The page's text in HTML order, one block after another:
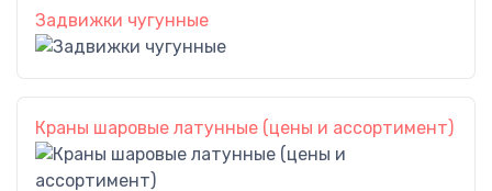
Задвижки чугунные
Краны шаровые латунные (цены и ассортимент)